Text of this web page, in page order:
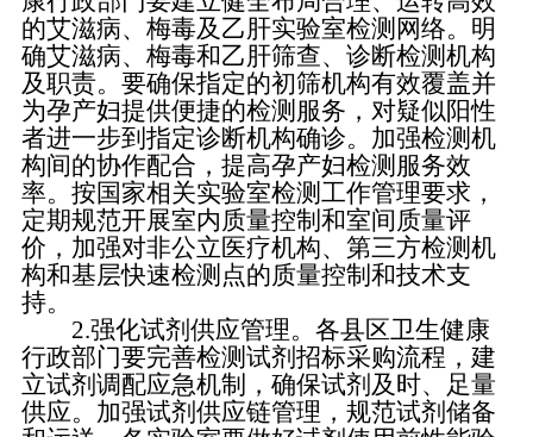
的艾滋病、梅毒及乙肝实验室检测网络。明
确艾滋病、梅毒和乙肝筛查、诊断检测机构
及职责。要确保指定的初筛机构有效覆盖并
为孕产妇提供便捷的检测服务，对疑似阳性
者进一步到指定诊断机构确诊。加强检测机
构间的协作配合，提高孕产妇检测服务效
率。按国家相关实验室检测工作管理要求，
定期规范开展室内质量控制和室间质量评
价，加强对非公立医疗机构、第三方检测机
构和基层快速检测点的质量控制和技术支
持。
2.强化试剂供应管理。各县区卫生健康
行政部门要完善检测试剂招标采购流程，建
立试剂调配应急机制，确保试剂及时、足量
供应。加强试剂供应链管理，规范试剂储备